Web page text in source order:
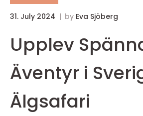
31. July 2024 by Eva Sjöberg
Upplev
Äventyr i
Älgsafari